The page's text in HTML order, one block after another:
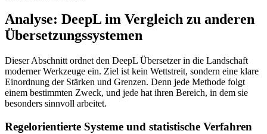
Analyse: DeepL im Vergleich zu anderen
Übersetzungssystemen
Dieser Abschnitt ordnet den DeepL Übersetzer in die Landschaft
moderner Werkzeuge ein. Ziel ist kein Wettstreit, sondern eine klare
Einordnung der Stärken und Grenzen. Denn jede Methode folgt
einem bestimmten Zweck, und jede hat ihren Bereich, in dem sie
besonders sinnvoll arbeitet.
Regelorientierte Systeme und statistische Verfahren